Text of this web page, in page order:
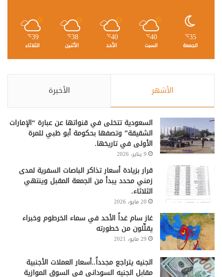
35
℃
الجمعة
40
℃
السبت
40
℃
الأحد
38
℃
الأثنين
39
℃
الثلاثاء
الأشهر الأخيرة
السعودية تتخلى في قنواتها عن عبارة “الإمارات
الشقيقة” وتصفها بحكومة أبو ظبي للمرة
الأولى في تاريخها.
9 يناير، 2026
قرار بزيادة أسعار تذاكر الباصات السفرية لمدى
زمني محدد يبدأ من الجمعة المقبل وينتهي
الثلاثاء.
20 مايو، 2026
غاز سام غداً الأحد في سماء الخرطوم وخبراء
يقلِّلون من خطورته
29 مايو، 2021
الجنيه يتراجع مجدداً..أسعار العملات الأجنبية
مقابل الجنيه السوداني في السوق الموازية